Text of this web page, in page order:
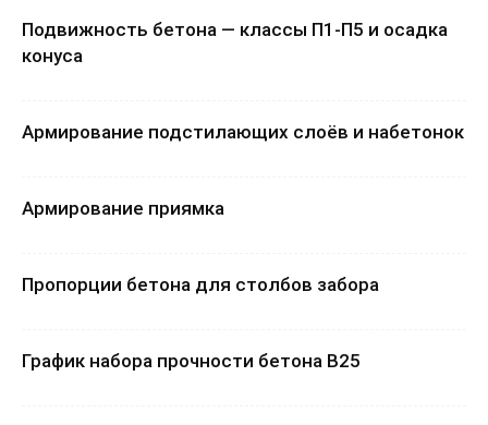
Подвижность бетона — классы П1-П5 и осадка
конуса
Армирование подстилающих слоёв и набетонок
Армирование приямка
Пропорции бетона для столбов забора
График набора прочности бетона В25